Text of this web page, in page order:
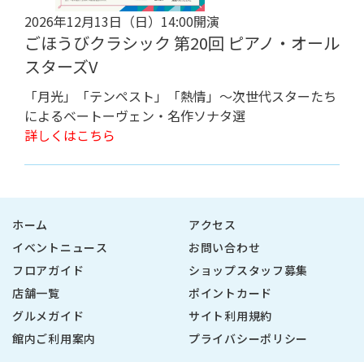
2026年12月13日（日）14:00開演
ごほうびクラシック 第20回 ピアノ・オール
スターズV
「月光」「テンペスト」「熱情」～次世代スターたち
によるベートーヴェン・名作ソナタ選
詳しくはこちら
ホーム
イベントニュース
フロアガイド
店舗一覧
グルメガイド
館内ご利用案内
アクセス
お問い合わせ
ショップスタッフ募集
ポイントカード
サイト利用規約
プライバシーポリシー